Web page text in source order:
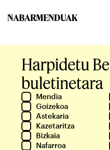
NABARMENDUAK
Harpidetu
buletinetara
Mendia
Goizekoa
Astekaria
Kazetaritza
Bizkaia
Nafarroa